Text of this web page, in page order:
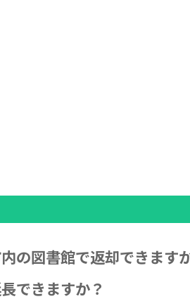
の図書館で返却できます
できますか？